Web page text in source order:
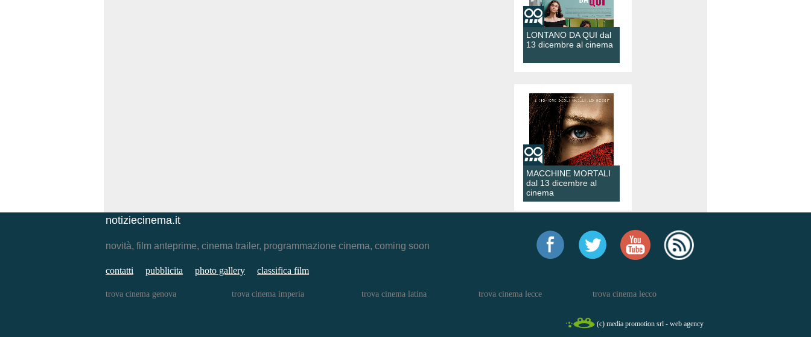
LONTANO DA QUI dal
13 dicembre al cinema
MACCHINE MORTALI
dal 13 dicembre al
cinema
notiziecinema.it
novità, film anteprime, cinema trailer, programmazione cinema, coming soon
contatti pubblicita photo gallery classifica film
trova cinema genova trova cinema imperia trova cinema latina trova cinema lecce trova cinema lecco
(c) media promotion srl - web agency